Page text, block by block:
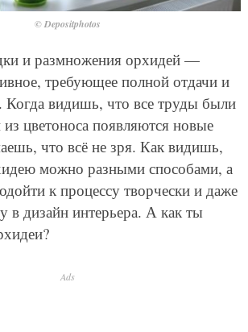
© Depositphotos
и размножения орхидей —
требующее полной отдачи и
Когда видишь, что все труды были
цветоноса появляются новые
что всё не зря. Как видишь,
можно разными способами, а
к процессу творчески и даже
в дизайн интерьера. А как ты
Ads